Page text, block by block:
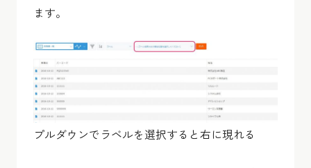
ます。
プルダウンでラベルを選択すると右に現れる